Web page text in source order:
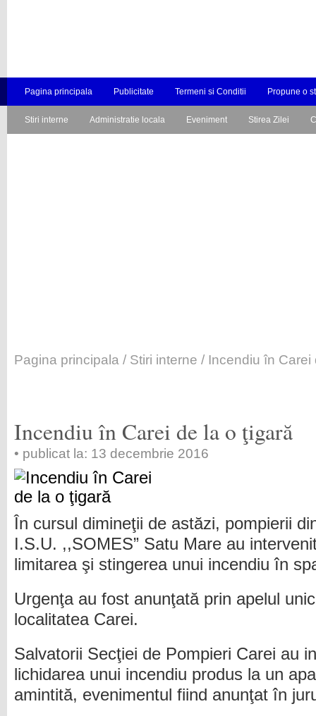
Pagina principala Publicitate Termeni si Conditii Propune o
Stiri interne Administratie locala Eveniment Stirea Zilei
Pagina principala / Stiri interne / Incendiu în Carei
Incendiu în Carei de la o ţigară
• publicat la: 13 decembrie 2016
În cursul dimineţii de astăzi, pompierii
I.S.U. ,,SOMES” Satu Mare au
limitarea şi stingerea unui incendiu în
Urgenţa au fost anunţată prin apelul
localitatea Carei.
Salvatorii Secţiei de Pompieri Carei au
lichidarea unui incendiu produs la un
amintită, evenimentul fiind anunţat în